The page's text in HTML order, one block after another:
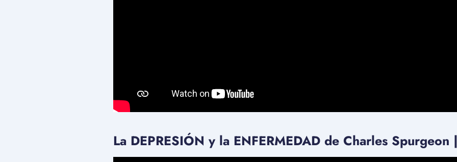
La DEPRESIÓN y la ENFERMEDAD de Charles Spurgeon